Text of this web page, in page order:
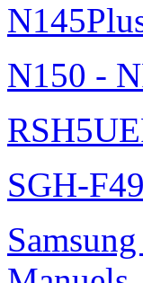
N150 -
SGH-